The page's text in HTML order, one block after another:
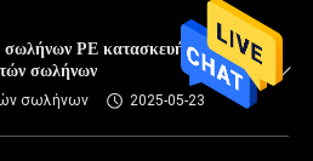
PE κατασκευή γύρω
σωλήνων
σωλήνων 2025-05-23